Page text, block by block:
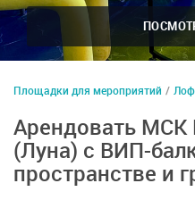
Площадки для мероприятий /
Арендовать МСК
(Луна) с ВИП-
пространстве и